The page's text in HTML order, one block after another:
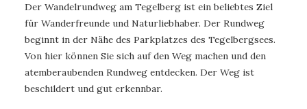
Der Wandelrundweg am Tegelberg ist ein beliebtes Ziel
für Wanderfreunde und Naturliebhaber. Der Rundweg
beginnt in der Nähe des Parkplatzes des Tegelbergsees.
Von hier können Sie sich auf den Weg machen und den
atemberaubenden Rundweg entdecken. Der Weg ist
beschildert und gut erkennbar.